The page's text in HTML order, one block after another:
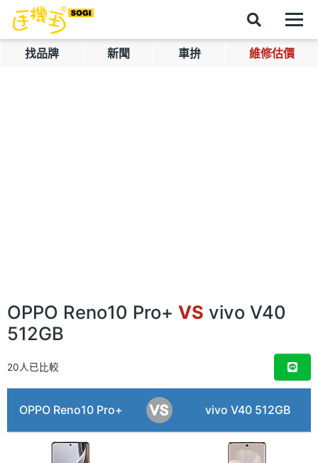
找品牌 新聞 車拚 維修估價
OPPO Reno10 Pro+ VS vivo V40
512GB
20人已比較
OPPO Reno10 Pro+ vivo V40 512GB